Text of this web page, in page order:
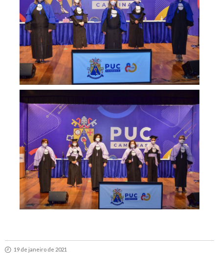
19 de janeiro de 2021